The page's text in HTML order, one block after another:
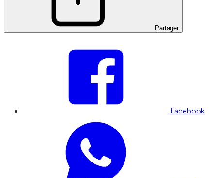
Partager
Facebook